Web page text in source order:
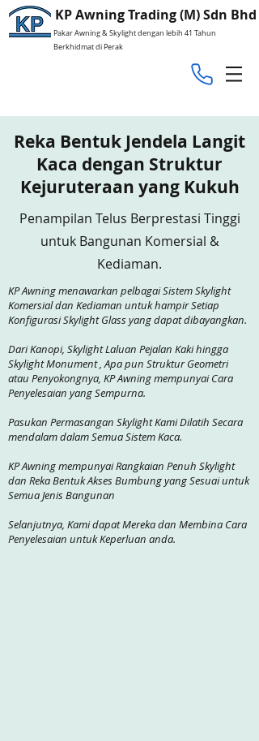
KP Awning Trading (M) Sdn Bhd
Pakar Awning & Skylight dengan lebih 41 Tahun
Berkhidmat di Perak
Reka Bentuk Jendela Langit
Kaca dengan Struktur
Kejuruteraan yang Kukuh
Penampilan Telus Berprestasi Tinggi
untuk Bangunan Komersial &
Kediaman.
KP Awning menawarkan pelbagai Sistem Skylight
Komersial dan Kediaman untuk hampir Setiap
Konfigurasi Skylight Glass yang dapat dibayangkan.
Dari Kanopi, Skylight Laluan Pejalan Kaki hingga
Skylight Monument , Apa pun Struktur Geometri
atau Penyokongnya, KP Awning mempunyai Cara
Penyelesaian yang Sempurna.
Pasukan Permasangan Skylight Kami Dilatih Secara
mendalam dalam Semua Sistem Kaca.
KP Awning mempunyai Rangkaian Penuh Skylight
dan Reka Bentuk Akses Bumbung yang Sesuai untuk
Semua Jenis Bangunan
Selanjutnya, Kami dapat Mereka dan Membina Cara
Penyelesaian untuk Keperluan anda.